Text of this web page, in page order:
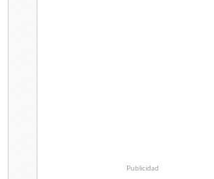
Publicidad